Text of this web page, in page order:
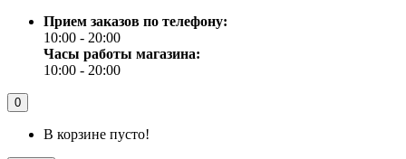
Прием заказов по телефону:
10:00 - 20:00
Часы работы магазина:
10:00 - 20:00
0
В корзине пусто!